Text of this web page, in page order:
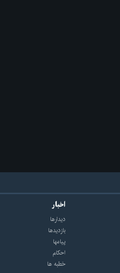
اخبار
دیدارها
بازديدها
پيامها
احكام
خطبه ها